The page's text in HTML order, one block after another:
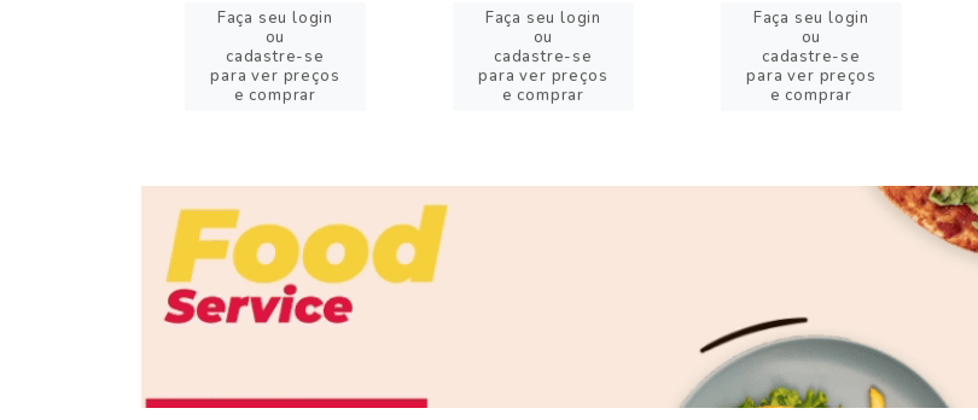
Faça seu login
ou
cadastre-se
para ver preços
e comprar
Faça seu login
ou
cadastre-se
para ver preços
e comprar
Faça seu login
ou
cadastre-se
para ver preços
e comprar